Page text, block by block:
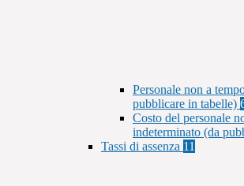
Personale non a
pubblicare in tabelle)
Costo del personale
indeterminato (da
Tassi di assenza 11